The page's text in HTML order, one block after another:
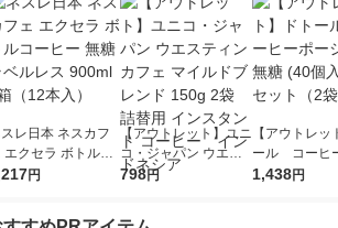
レ日本 ネスカフ
エクセラ ボトルコ
ー 無糖 ラベルレ
円
【アウトレット】ユニ
コ・ジャパン ウエス
ティンカフェ マイル
798円
【アウトレッ
ール コーヒ
ョン 無糖
1,438円